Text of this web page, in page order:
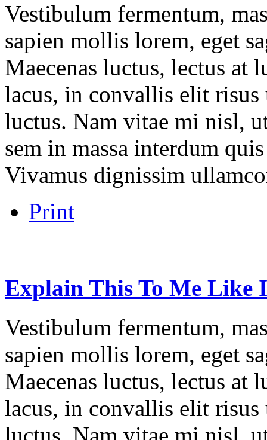
Vestibulum fermentum,
sapien mollis lorem, eget
Maecenas luctus, lectus at
lacus, in convallis elit risus
luctus. Nam vitae mi nisl,
sem in massa interdum
Vivamus dignissim
Print
Explain This To Me Like
Vestibulum fermentum,
sapien mollis lorem, eget
Maecenas luctus, lectus at
lacus, in convallis elit risus
luctus. Nam vitae mi nisl,